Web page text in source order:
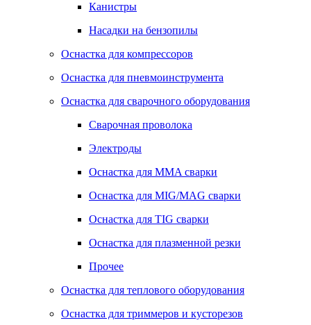
Канистры
Насадки на бензопилы
Оснастка для компрессоров
Оснастка для пневмоинструмента
Оснастка для сварочного оборудования
Сварочная проволока
Электроды
Оснастка для MMA сварки
Оснастка для MIG/MAG сварки
Оснастка для TIG сварки
Оснастка для плазменной резки
Прочее
Оснастка для теплового оборудования
Оснастка для триммеров и кусторезов